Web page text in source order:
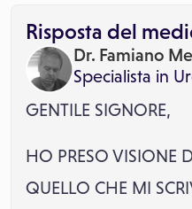
Risposta del
Dr. Famiano
Specialista in
GENTILE SIGNORE,
HO PRESO VISIONE
QUELLO CHE MI